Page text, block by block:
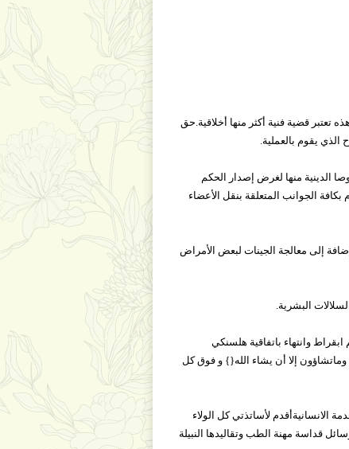
قضية فنية أكثر منها أخلاقية.حق
يقوم بالعملية.
الدينية منها لغرض إصدار الحكم
بكافة الجوانب المتعلقة بنقل الأعضاء
إلى معالجة الجينات لبعض الأمراض
البشرية.
وانتهاء باتفاقية هلسنكي
إلا أن يشاء الله{} و فوق كل
حياتي لخدمة الانسانيةأقدم لأساتذتي كل الولاء
قداسة مهنة الطب وتقاليدها النبيلة